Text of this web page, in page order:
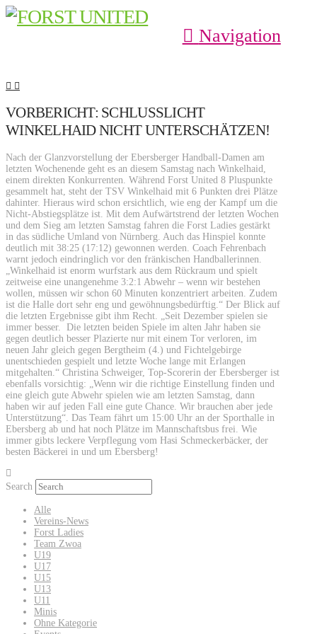
Navigation
VORBERICHT: SCHLUSSLICHT
WINKELHAID NICHT UNTERSCHÄTZEN!
Nach der Glanzvorstellung der Ebersberger Handball-Damen am
letzten Wochenende geht es an diesem Samstag nach Winkelhaid,
einem direkten Konkurrenten. Während Forst United 8 Pluspunkte
gesammelt hat, steht der TSV Winkelhaid mit 6 Punkten drei Plätze
dahinter. Hieraus wird schon ersichtlich, wie eng der Kampf um die
Nicht-Abstiegsplätze ist. Mit dem Aufwärtstrend der letzten Wochen
und dem Sieg am letzten Samstag fahren die Forst Ladies gestärkt
in das südliche Umland von Nürnberg. Auch das Hinspiel konnte
deutlich mit 38:25 (17:12) gewonnen werden. Coach Fehrenbach
warnt jedoch eindringlich vor den fränkischen Handballerinnen.
„Winkelhaid ist enorm wurfstark aus dem Rückraum und spielt
zeitweise eine unangenehme 3:2:1 Abwehr – wenn wir bestehen
wollen, müssen wir schon 60 Minuten konzentriert arbeiten. Zudem
ist die Halle dort sehr eng und gewöhnungsbedürftig.“ Der Blick auf
die letzten Ergebnisse gibt ihm Recht. „Seit Dezember spielen sie
immer besser. Die letzten beiden Spiele im alten Jahr haben sie
gegen deutlich besser Plazierte nur mit einem Tor verloren, im
neuen Jahr gleich gegen Bergtheim (4.) und Fichtelgebirge
unentschieden gespielt und letzte Woche lange mit Erlangen
mitgehalten.“ Christina Schweiger, Top-Scorerin der Ebersberger ist
ebenfalls vorsichtig: „Wenn wir die richtige Einstellung finden und
eine gleich gute Abwehr spielen wie am letzten Samstag, dann
haben wir auf jeden Fall eine gute Chance. Wir brauchen aber jede
Unterstützung“. Das Team fährt um 15:00 Uhr an der Sporthalle in
Ebersberg ab und hat noch Plätze im Mannschaftsbus frei. Wie
immer gibts leckere Verpflegung vom Hasi Schmeckerbäcker, der
besten Bäckerei in und um Ebersberg!
Search
Alle
Vereins-News
Forst Ladies
Team Zwoa
U19
U17
U15
U13
U11
Minis
Ohne Kategorie